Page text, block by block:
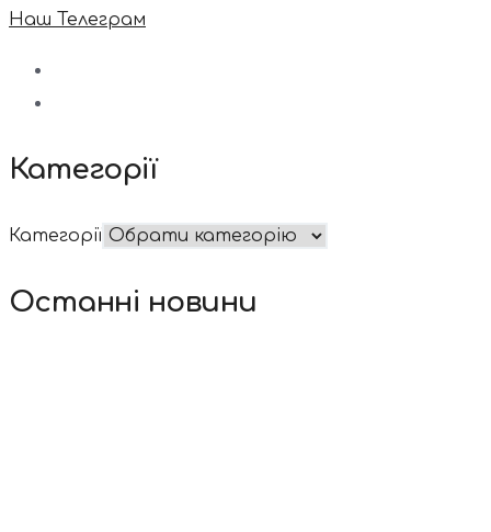
Наш Телеграм
Категорії
Категорії
Останні новини